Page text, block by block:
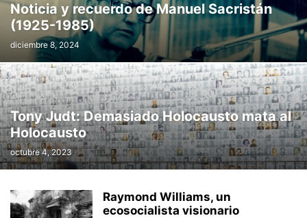
Noticia y recuerdo de Manuel Sacristán
(1925-1985)
diciembre 8, 2024
Tony Judt: Demasiado Holocausto mata al
Holocausto
octubre 4, 2023
Raymond Williams, un
ecosocialista visionario